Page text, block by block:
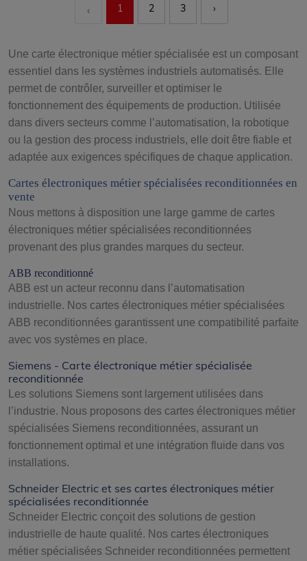
‹ 1 2 3 ›
Une carte électronique métier spécialisée est un composant
essentiel dans les systèmes industriels automatisés. Elle
permet de contrôler, surveiller et optimiser le
fonctionnement des équipements de production. Utilisée
dans divers secteurs comme l’automatisation, la robotique
ou la gestion des process industriels, elle doit être fiable et
adaptée aux exigences spécifiques de chaque application.
Cartes électroniques métier spécialisées reconditionnées en
vente
Nous mettons à disposition une large gamme de cartes
électroniques métier spécialisées reconditionnées
provenant des plus grandes marques du secteur.
ABB reconditionné
ABB est un acteur reconnu dans l’automatisation
industrielle. Nos cartes électroniques métier spécialisées
ABB reconditionnées garantissent une compatibilité parfaite
avec vos systèmes en place.
Siemens - Carte électronique métier spécialisée
reconditionnée
Les solutions Siemens sont largement utilisées dans
l’industrie. Nous proposons des cartes électroniques métier
spécialisées Siemens reconditionnées, assurant un
fonctionnement optimal et une intégration fluide dans vos
installations.
Schneider Electric et ses cartes électroniques métier
spécialisées reconditionnée
Schneider Electric conçoit des solutions de gestion
industrielle de haute qualité. Nos cartes électroniques
métier spécialisées Schneider reconditionnées permettent